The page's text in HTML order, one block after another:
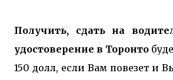
Получить, сдать на
удостоверение в Торонто
150 долл, если Вам повезет и